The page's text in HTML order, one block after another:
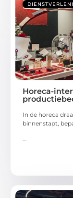
Horeca-
In de horeca
binnenstapt,
...